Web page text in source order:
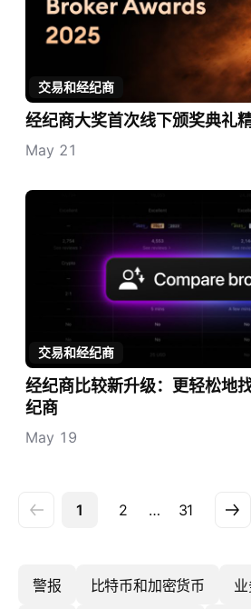
交易和经纪商
经纪商大奖首次线下颁奖典礼
May 21
交易和经纪商
经纪商比较新升级：更轻松地
纪商
May 19
1 2 … 31
警报 比特币和加密货币